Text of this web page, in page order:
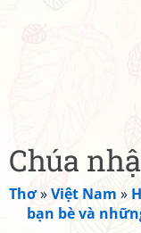
Chúa
Thơ»Việt Nam »
bạn bè và